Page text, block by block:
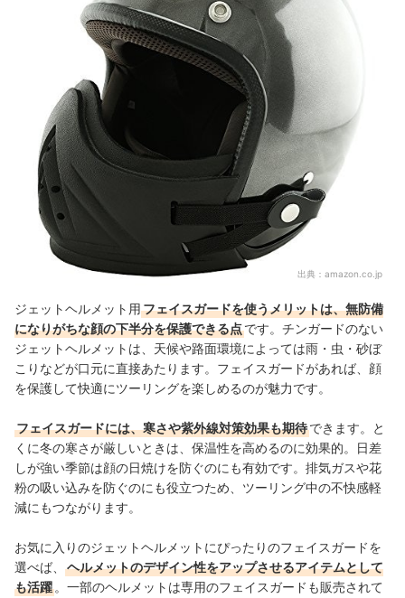
出典： amazon.co.jp
ジェットヘルメット用フェイスガードを使うメリットは、無防備
になりがちな顔の下半分を保護できる点です。チンガードのない
ジェットヘルメットは、天候や路面環境によっては雨・虫・砂ぼ
こりなどが口元に直接あたります。フェイスガードがあれば、顔
を保護して快適にツーリングを楽しめるのが魅力です。
フェイスガードには、寒さや紫外線対策効果も期待できます。と
くに冬の寒さが厳しいときは、保温性を高めるのに効果的。日差
しが強い季節は顔の日焼けを防ぐのにも有効です。排気ガスや花
粉の吸い込みを防ぐのにも役立つため、ツーリング中の不快感軽
減にもつながります。
お気に入りのジェットヘルメットにぴったりのフェイスガードを
選べば、
ヘルメットのデザイン性をアップさせるアイテムとして
も活躍 。一部のヘルメットは専用のフェイスガードも販売されて